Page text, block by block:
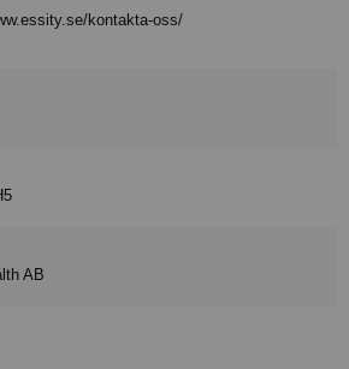
kontakta-oss/
AB